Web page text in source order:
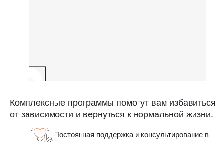
Комплексные программы помогут вам избавиться
от зависимости и вернуться к нормальной жизни.
Постоянная поддержка и консультирование в